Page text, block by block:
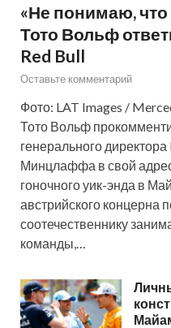
«Не понимаю, что
Тото Вольф
Red Bull
Оставьте комментарий
Фото: LAT Images /
Тото Вольф
генерального
Минцлаффа в свой
гоночного уик-энда в
австрийского концерна
соотечественнику
команды,…